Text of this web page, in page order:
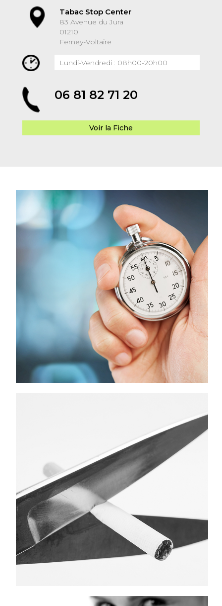
Tabac Stop Center
83 Avenue du Jura
01210
Ferney-Voltaire
Lundi-Vendredi : 08h00-20h00
06 81 82 71 20
Voir la Fiche